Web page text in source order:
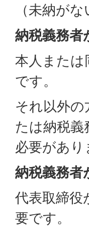
（未納が
納税義務者
本人または
です。
それ以外の
たは納税義
必要があり
納税義務者
代表取締役
要です。